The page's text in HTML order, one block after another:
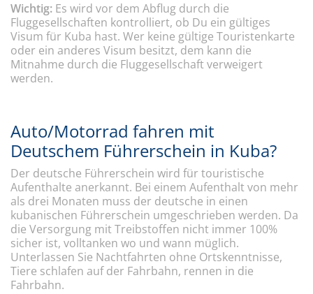
Wichtig: Es wird vor dem Abflug durch die
Fluggesellschaften kontrolliert, ob Du ein gültiges
Visum für Kuba hast. Wer keine gültige Touristenkarte
oder ein anderes Visum besitzt, dem kann die
Mitnahme durch die Fluggesellschaft verweigert
werden.
Auto/Motorrad fahren mit
Deutschem Führerschein in Kuba?
Der deutsche Führerschein wird für touristische
Aufenthalte anerkannt. Bei einem Aufenthalt von mehr
als drei Monaten muss der deutsche in einen
kubanischen Führerschein umgeschrieben werden. Da
die Versorgung mit Treibstoffen nicht immer 100%
sicher ist, volltanken wo und wann müglich.
Unterlassen Sie Nachtfahrten ohne Ortskenntnisse,
Tiere schlafen auf der Fahrbahn, rennen in die
Fahrbahn.